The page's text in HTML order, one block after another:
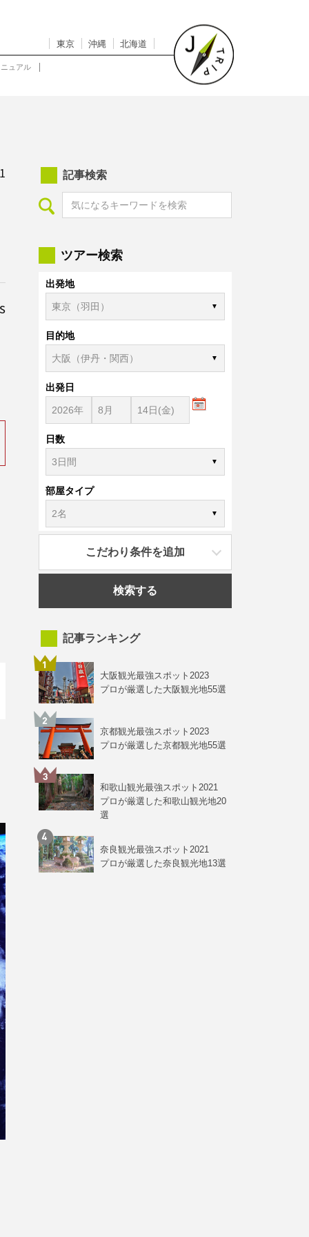
東京 沖縄 北海道
ュアル
記事検索
ツアー検索
出発地
目的地
出発日
日数
部屋タイプ
こだわり条件を追加
検索する
記事ランキング
大阪観光最強スポット2023
プロが厳選した大阪観光地55選
京都観光最強スポット2023
プロが厳選した京都観光地55選
和歌山観光最強スポット2021
プロが厳選した和歌山観光地20
選
奈良観光最強スポット2021
プロが厳選した奈良観光地13選